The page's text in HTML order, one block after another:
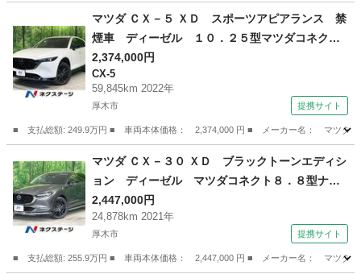
マツダ ＣＸ－５ ＸＤ スポーツアピアランス 禁
煙車 ディーゼル １０．２５型マツダコネク
ト 全周囲カメラ 衝突軽減装置 レーダークル
ーズ 電動リアゲート レザーシート 全席シー
トヒーター ドラレコ コーナーセンサー デジ
2,374,000円
CX-5
59,845km 2022年
厚木市 提携サイト
■ 支払総額: 249.9万円 ■ 車両本体価格： 2,374,000 円 ■ メーカー名： マツ
CX-5
マツダ ＣＸ－３０ ＸＤ ブラックトーンエディシ
ョン ディーゼル マツダコネクト８．８型ナ
ビ 全周囲カメラ 衝突軽減 レーダークルー
ズ ブラインドスポットモニター 電動リアゲー
ト コーナーセンサー ＬＥＤヘッド ＥＴＣ
純正１８インチアルミ （検8.12）
2,447,000円
24,878km 2021年
厚木市 提携サイト
■ 支払総額: 255.9万円 ■ 車両本体価格： 2,447,000 円 ■ メーカー名： マツダ